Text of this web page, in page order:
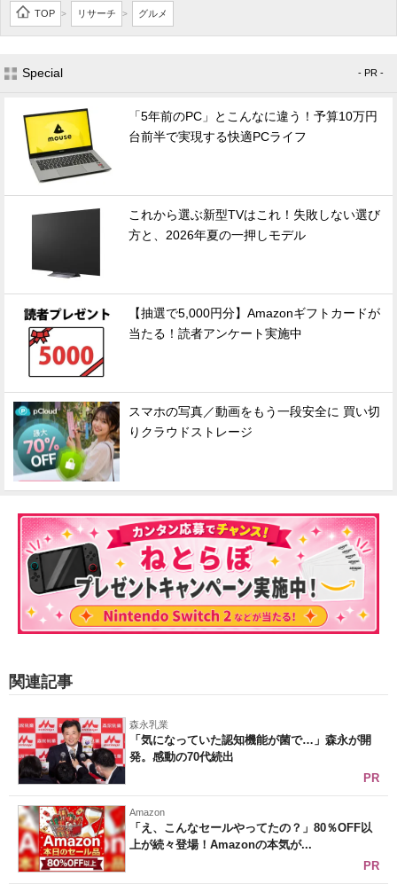
TOP > リサーチ > グルメ
Special - PR -
「5年前のPC」とこんなに違う！予算10万円
台前半で実現する快適PCライフ
これから選ぶ新型TVはこれ！失敗しない選び
方と、2026年夏の一押しモデル
【抽選で5,000円分】Amazonギフトカードが
当たる！読者アンケート実施中
スマホの写真／動画をもう一段安全に 買い切
りクラウドストレージ
関連記事
森永乳業
「気になっていた認知機能が菌で…」森永が開
発。感動の70代続出
PR
Amazon
「え、こんなセールやってたの？」80％OFF以
上が続々登場！Amazonの本気が...
PR